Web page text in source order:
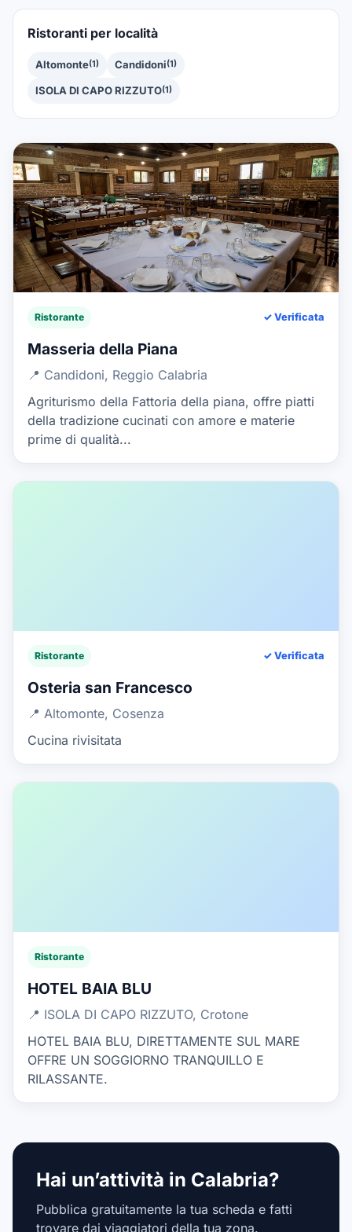
Ristoranti per località
Altomonte(1) Candidoni(1)
ISOLA DI CAPO RIZZUTO(1)
Ristorante ✓ Verificata
Masseria della Piana
📍 Candidoni, Reggio Calabria
Agriturismo della Fattoria della piana, offre piatti
della tradizione cucinati con amore e materie
prime di qualità...
Ristorante ✓ Verificata
Osteria san Francesco
📍 Altomonte, Cosenza
Cucina rivisitata
Ristorante
HOTEL BAIA BLU
📍 ISOLA DI CAPO RIZZUTO, Crotone
HOTEL BAIA BLU, DIRETTAMENTE SUL MARE
OFFRE UN SOGGIORNO TRANQUILLO E
RILASSANTE.
Hai un’attività in Calabria?
Pubblica gratuitamente la tua scheda e fatti
trovare dai viaggiatori della tua zona.